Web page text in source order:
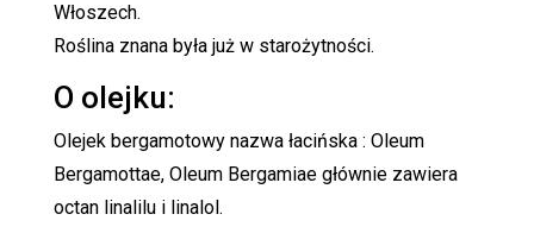
Włoszech.
Roślina znana była już w starożytności.
O olejku:
Olejek bergamotowy nazwa łacińska : Oleum
Bergamottae, Oleum Bergamiae głównie zawiera
octan linalilu i linalol.